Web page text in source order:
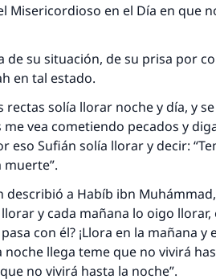
Misericordioso en el Día en que
de su situación, de su prisa por
en tal estado.
rectas solía llorar noche y día, y
me vea cometiendo pecados y
eso Sufián solía llorar y decir:
describió a Habíb ibn
y cada mañana lo oigo
con él? ¡Llora en la mañana y
noche llega teme que no vivirá
no vivirá hasta la noche”.
que orienta a otros a
(MUSLIM, 1893)
Contribuir